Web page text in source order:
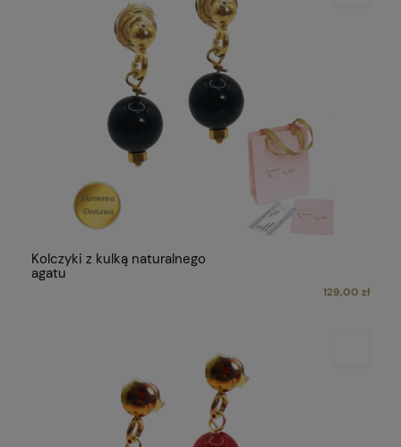
Kolczyki z kulką naturalnego
agatu
129,00 zł